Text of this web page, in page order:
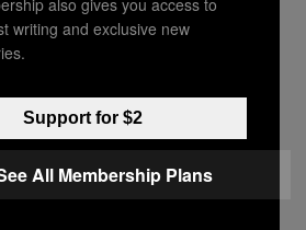
writing and exclusive new
Support for $2
All Membership Plans